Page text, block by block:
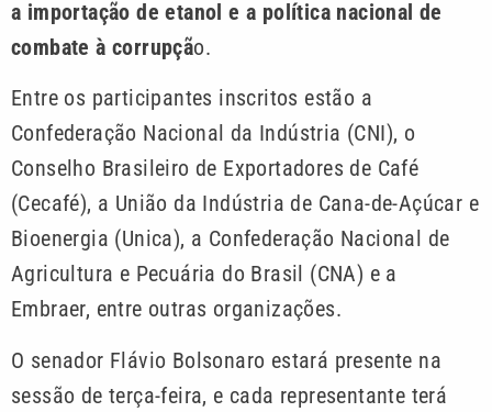
a importação de etanol e a política nacional de
combate à corrupção.
Entre os participantes inscritos estão a
Confederação Nacional da Indústria (CNI), o
Conselho Brasileiro de Exportadores de Café
(Cecafé), a União da Indústria de Cana-de-Açúcar e
Bioenergia (Unica), a Confederação Nacional de
Agricultura e Pecuária do Brasil (CNA) e a
Embraer, entre outras organizações.
O senador Flávio Bolsonaro estará presente na
sessão de terça-feira, e cada representante terá